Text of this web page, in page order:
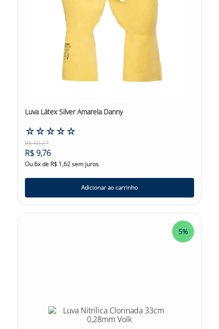
Luva Látex Silver Amarela Danny
☆☆☆☆☆
R$10,27
R$9,76
Ou6x de R$ 1,62sem juros
Adicionar ao carrinho
5%